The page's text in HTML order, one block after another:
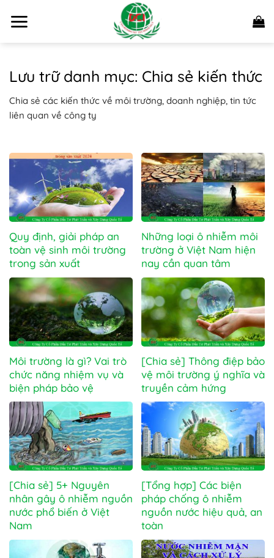
qua
Lưu trữ danh mục: Chia sẻ kiến thức
Chia sẻ các kiến thức về môi trường, doanh nghiệp, tin tức
liên quan về công ty
Quy định, giải pháp an
toàn vệ sinh môi trường
trong sản xuất
Những loại ô nhiễm môi
trường ở Việt Nam hiện
nay cần quan tâm
Môi trường là gì? Vai trò
chức năng nhiệm vụ và
biện pháp bảo vệ
[Chia sẻ] Thông điệp bảo
vệ môi trường ý nghĩa và
truyền cảm hứng
[Chia sẻ] 5+ Nguyên
nhân gây ô nhiễm nguồn
nước phổ biến ở Việt
Nam
[Tổng hợp] Các biện
pháp chống ô nhiễm
nguồn nước hiệu quả, an
toàn